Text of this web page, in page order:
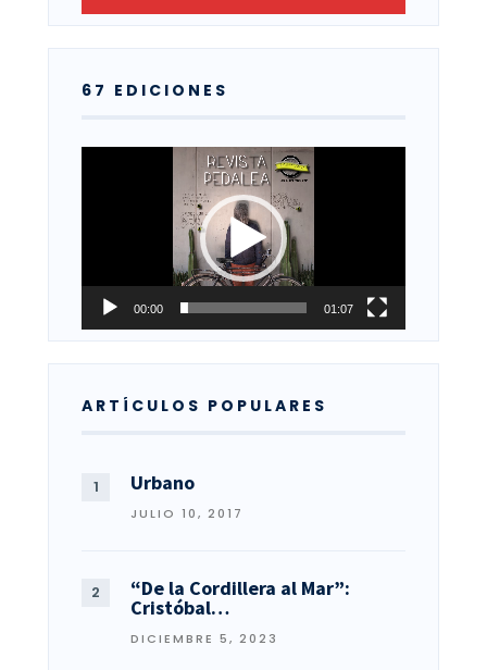
67 EDICIONES
00:00 01:07
ARTÍCULOS POPULARES
Urbano
JULIO 10, 2017
“De la Cordillera al Mar”:
Cristóbal…
DICIEMBRE 5, 2023